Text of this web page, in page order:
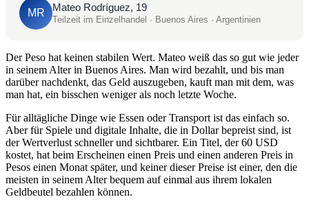
MR Mateo Rodríguez, 19
Teilzeit im Einzelhandel · Buenos Aires · Argentinien
Der Peso hat keinen stabilen Wert. Mateo weiß das so gut wie jeder
in seinem Alter in Buenos Aires. Man wird bezahlt, und bis man
darüber nachdenkt, das Geld auszugeben, kauft man mit dem, was
man hat, ein bisschen weniger als noch letzte Woche.
Für alltägliche Dinge wie Essen oder Transport ist das einfach so.
Aber für Spiele und digitale Inhalte, die in Dollar bepreist sind, ist
der Wertverlust schneller und sichtbarer. Ein Titel, der 60 USD
kostet, hat beim Erscheinen einen Preis und einen anderen Preis in
Pesos einen Monat später, und keiner dieser Preise ist einer, den die
meisten in seinem Alter bequem auf einmal aus ihrem lokalen
Geldbeutel bezahlen können.